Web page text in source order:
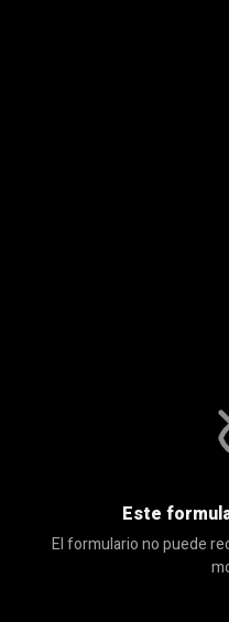
Este
El formulario no puede